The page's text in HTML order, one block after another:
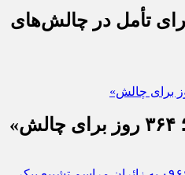
تأمل در چالش‌های